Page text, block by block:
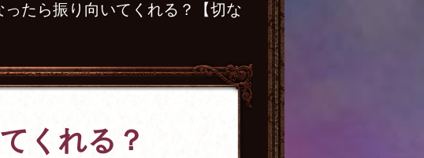
ったら振り向いてくれる？【切な
くれる？